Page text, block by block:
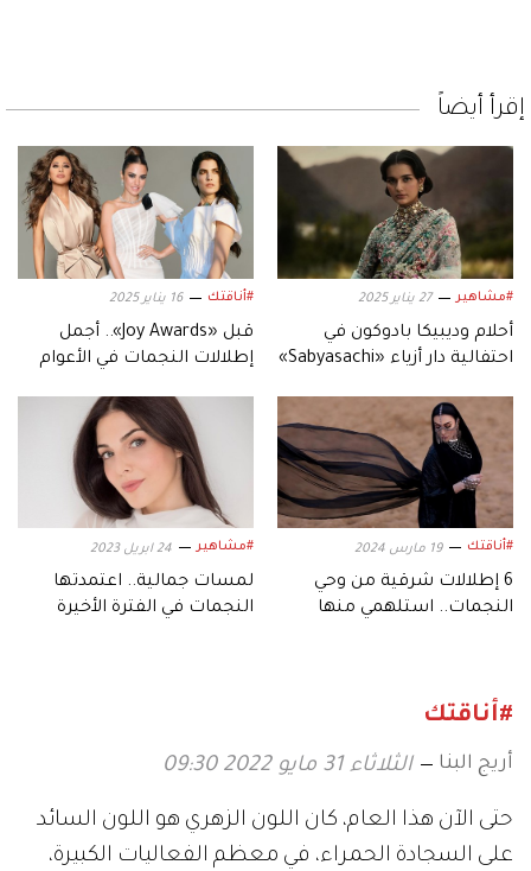
إقرأ أيضاً
#مشاهير 27 يناير 2025
أحلام وديبيكا بادوكون في
احتفالية دار أزياء «Sabyasachi»
#أناقتك 16 يناير 2025
قبل «Joy Awards».. أجمل
إطلالات النجمات في الأعوام
#أناقتك 19 مارس 2024
6 إطلالات شرقية من وحي
النجمات.. استلهمي منها
#مشاهير 24 ابريل 2023
لمسات جمالية.. اعتمدتها
النجمات في الفترة الأخيرة
#أناقتك
أريج البنا الثلاثاء 31 مايو 2022 09:30
حتى الآن هذا العام، كان اللون الزهري هو اللون السائد
على السجادة الحمراء، في معظم الفعاليات الكبيرة،